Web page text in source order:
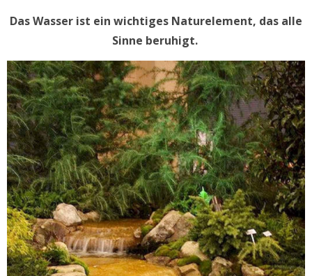
Das Wasser ist ein wichtiges Naturelement, das alle
Sinne beruhigt.